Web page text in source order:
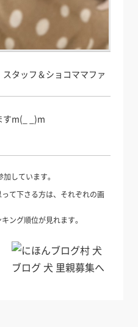
タッフ＆ショコママファ
すm(_ _)m
しています。
て下さる方は、それぞれの画
ング順位が見れます。